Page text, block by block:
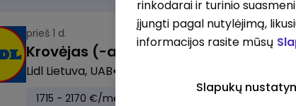
prieš 1 d.
Lidl Lietuva, UAB
1715 - 2170 €/mėn. Prieš mokesčius
rinkodarai ir turinio
įjungti pagal nutylėjimą,
informacijos rasite mūsų
Slapukų